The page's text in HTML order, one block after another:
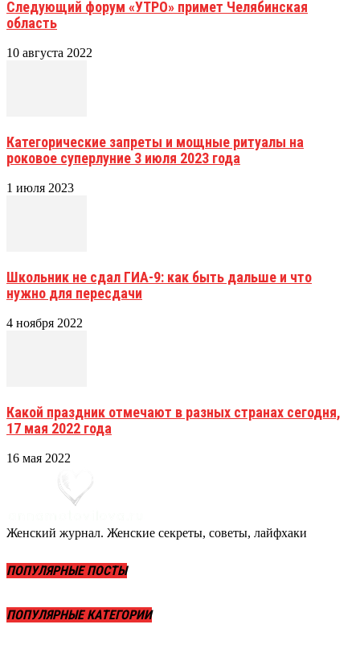
Следующий форум «УТРО» примет Челябинская
область
10 августа 2022
Категорические запреты и мощные ритуалы на
роковое суперлуние 3 июля 2023 года
1 июля 2023
Школьник не сдал ГИА-9: как быть дальше и что
нужно для пересдачи
4 ноября 2022
Какой праздник отмечают в разных странах сегодня,
17 мая 2022 года
16 мая 2022
Женский журнал. Женские секреты, советы, лайфхаки
ПОПУЛЯРНЫЕ ПОСТЫ
ПОПУЛЯРНЫЕ КАТЕГОРИИ